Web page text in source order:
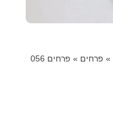
» פרחים » פרחים 056